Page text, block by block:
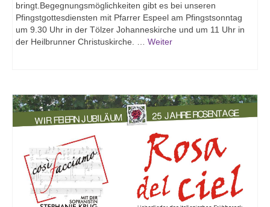
bringt.Begegnungsmöglichkeiten gibt es bei unseren
Pfingstgottesdiensten mit Pfarrer Espeel am Pfingstsonntag
um 9.30 Uhr in der Tölzer Johanneskirche und um 11 Uhr in
der Heilbrunner Christuskirche. … Weiter